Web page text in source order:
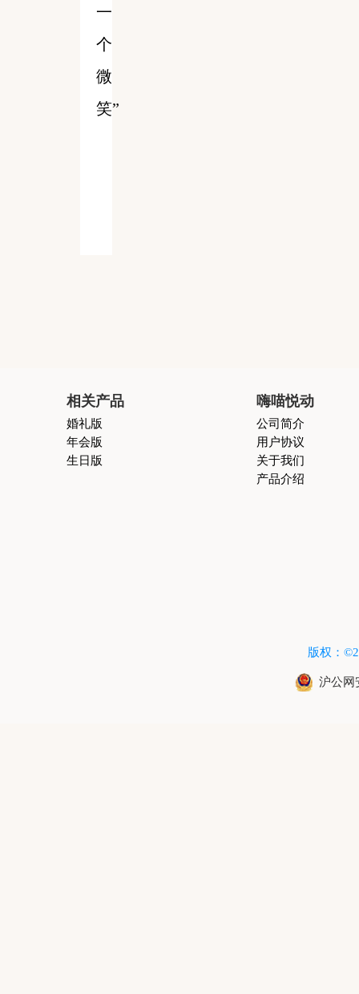
一
个
微
笑”
相关产品
婚礼版
年会版
生日版
嗨喵悦动
公司简介
用户协议
关于我们
产品介绍
版权：
沪公网